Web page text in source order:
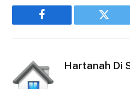
Facebook
Hartanah Di